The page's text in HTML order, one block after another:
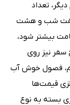
تعداد
هفت شب و هشت
بیشتر شود،
سفر نیز روی
فصول خوش آب
قیمت‌ها
بسته به نوع